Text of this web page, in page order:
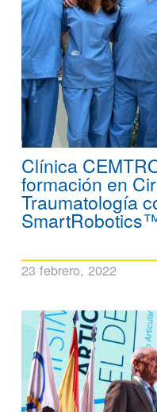
Clínica
formación en
Traumatología
23 febrero, 2022